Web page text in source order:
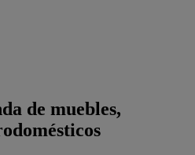
de muebles,